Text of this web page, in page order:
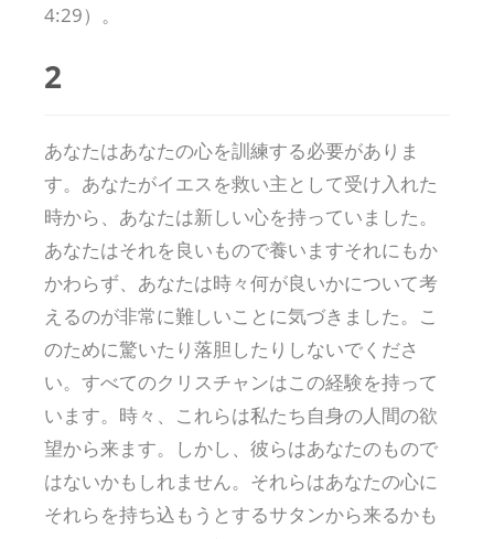
4:29）。
2
あなたはあなたの心を訓練する必要がありま
す。あなたがイエスを救い主として受け入れた
時から、あなたは新しい心を持っていました。
あなたはそれを良いもので養いますそれにもか
かわらず、あなたは時々何が良いかについて考
えるのが非常に難しいことに気づきました。こ
のために驚いたり落胆したりしないでくださ
い。すべてのクリスチャンはこの経験を持って
います。時々、これらは私たち自身の人間の欲
望から来ます。しかし、彼らはあなたのもので
はないかもしれません。それらはあなたの心に
それらを持ち込もうとするサタンから来るかも